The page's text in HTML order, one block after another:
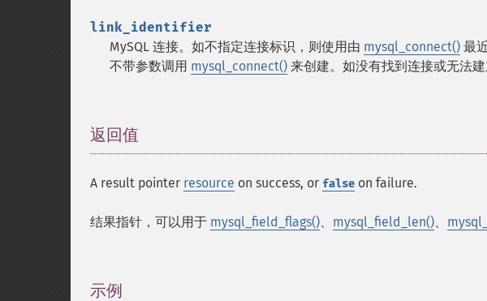
link_identifier
MySQL 连接。如不指定连接标识，则使用由 mysql_connect() 最
不带参数调用 mysql_connect() 来创建。如没有找到连接或无法
返回值
A result pointer resource on success, or false on failure.
结果指针，可以用于 mysql_field_flags()、 mysql_field_len()、
示例